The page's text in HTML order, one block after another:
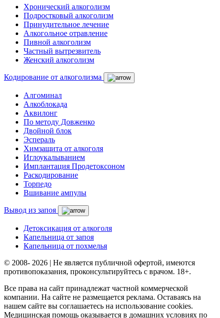
Хронический алкоголизм
Подростковый алкоголизм
Принудительное лечение
Алкогольное отравление
Пивной алкоголизм
Частный вытрезвитель
Женский алкоголизм
Кодирование от алкоголизма
Алгоминал
Алкоблокада
Аквилонг
По методу Довженко
Двойной блок
Эспераль
Химзащита от алкоголя
Иглоукалыванием
Имплантация Продетоксоном
Раскодирование
Торпедо
Вшивание ампулы
Вывод из запоя
Детоксикация от алкоголя
Капельница от запоя
Капельница от похмелья
© 2008- 2026 | Не является публичной офертой, имеются
противопоказания, проконсультируйтесь с врачом. 18+.
Все права на сайт принадлежат частной коммерческой
компании. На сайте не размещается реклама. Оставаясь на
нашем сайте вы соглашаетесь на использование cookies.
Медицинская помощь оказывается в домашних условиях по